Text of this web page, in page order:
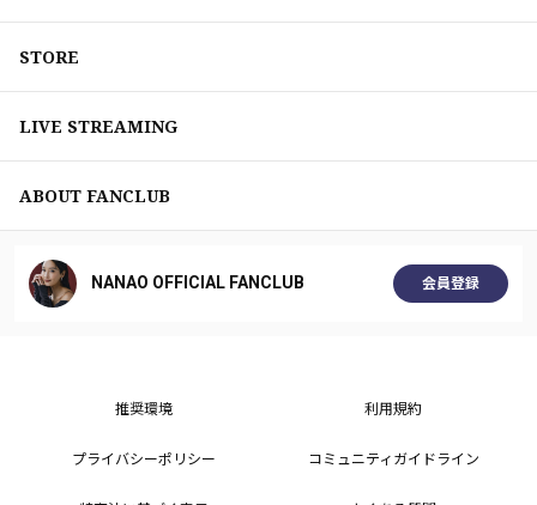
STORE
LIVE STREAMING
ABOUT FANCLUB
NANAO OFFICIAL FANCLUB 会員登録
推奨環境 利用規約
プライバシーポリシー コミュニティガイドライン